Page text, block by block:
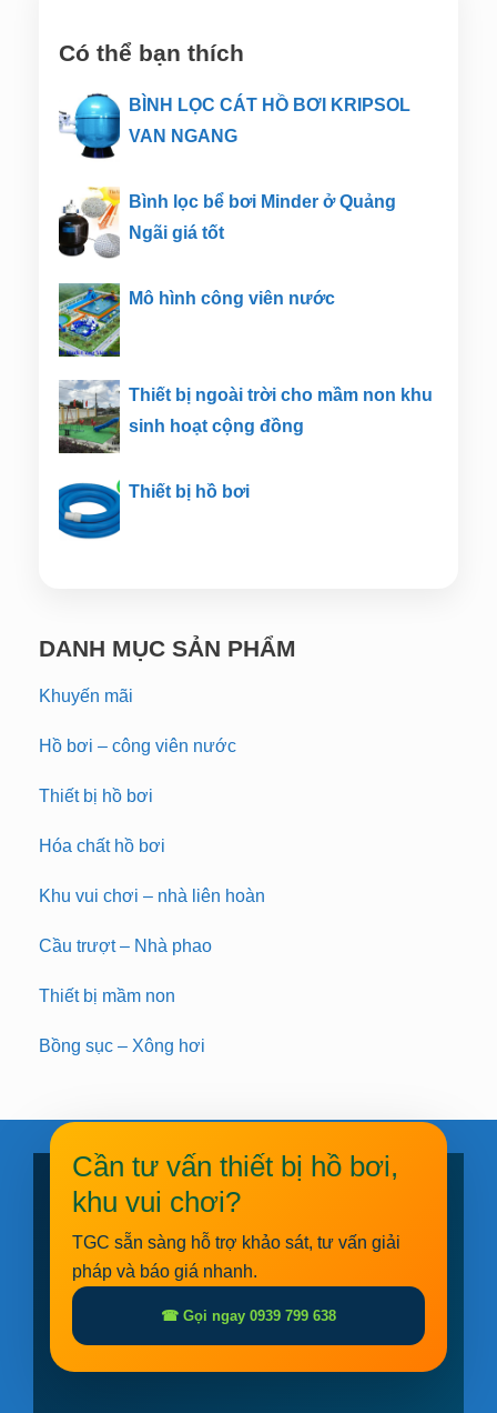
Có thể bạn thích
BÌNH LỌC CÁT HỒ BƠI KRIPSOL
VAN NGANG
Bình lọc bể bơi Minder ở Quảng
Ngãi giá tốt
Mô hình công viên nước
Thiết bị ngoài trời cho mầm non khu
sinh hoạt cộng đồng
Thiết bị hồ bơi
DANH MỤC SẢN PHẨM
Khuyến mãi
Hồ bơi – công viên nước
Thiết bị hồ bơi
Hóa chất hồ bơi
Khu vui chơi – nhà liên hoàn
Cầu trượt – Nhà phao
Thiết bị mầm non
Bồng sục – Xông hơi
Cần tư vấn thiết bị hồ bơi,
khu vui chơi?
TGC sẵn sàng hỗ trợ khảo sát, tư vấn giải
pháp và báo giá nhanh.
☎ Gọi ngay 0939 799 638